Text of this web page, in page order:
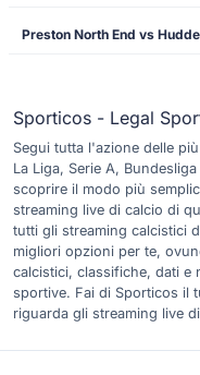
Sporticos - Legal
Segui tutta l'azione delle
La Liga, Serie A,
scoprire il modo più
streaming live di calcio di
tutti gli streaming calcistici
migliori opzioni per te,
calcistici, classifiche, dati e
sportive. Fai di Sporticos il
riguarda gli streaming live